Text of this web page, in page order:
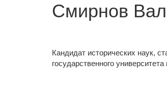
Смирнов
Кандидат исторических наук,
государственного